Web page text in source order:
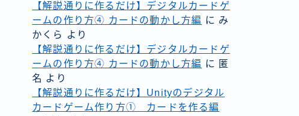
【解説通りに作るだけ】デジタルカードゲ
ームの作り方④ カードの動かし方編 に み
かくら
より
【解説通りに作るだけ】デジタルカードゲ
ームの作り方④ カードの動かし方編 に 匿
名 より
【解説通りに作るだけ】Unityのデジタル
カードゲーム作り方① カードを作る編